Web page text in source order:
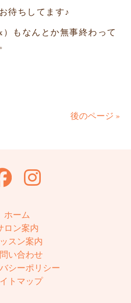
待ちしてます♪
）もなんとか無事終わって
後のページ »
ホーム
ロン案内
スン案内
い合わせ
シーポリシー
トマップ